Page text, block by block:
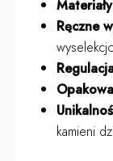
Ręczne
kamieni